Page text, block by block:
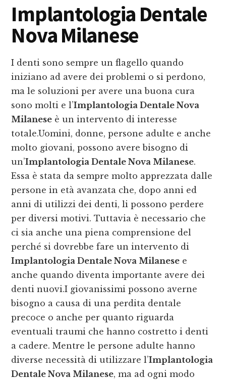
Implantologia Dentale
Nova Milanese
I denti sono sempre un flagello quando
iniziano ad avere dei problemi o si perdono,
ma le soluzioni per avere una buona cura
sono molti e l’Implantologia Dentale Nova
Milanese è un intervento di interesse
totale.Uomini, donne, persone adulte e anche
molto giovani, possono avere bisogno di
un’Implantologia Dentale Nova Milanese.
Essa è stata da sempre molto apprezzata dalle
persone in età avanzata che, dopo anni ed
anni di utilizzi dei denti, li possono perdere
per diversi motivi. Tuttavia è necessario che
ci sia anche una piena comprensione del
perché si dovrebbe fare un intervento di
Implantologia Dentale Nova Milanese e
anche quando diventa importante avere dei
denti nuovi.I giovanissimi possono averne
bisogno a causa di una perdita dentale
precoce o anche per quanto riguarda
eventuali traumi che hanno costretto i denti
a cadere. Mentre le persone adulte hanno
diverse necessità di utilizzare l’Implantologia
Dentale Nova Milanese, ma ad ogni modo